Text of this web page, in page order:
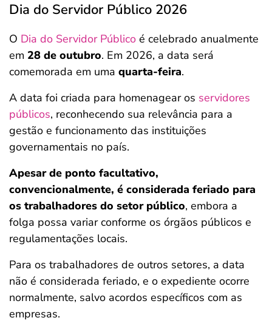
Dia do Servidor Público 2026
O Dia do Servidor Público é celebrado anualmente
em 28 de outubro. Em 2026, a data será
comemorada em uma quarta-feira.
A data foi criada para homenagear os servidores
públicos, reconhecendo sua relevância para a
gestão e funcionamento das instituições
governamentais no país.
Apesar de ponto facultativo,
convencionalmente, é considerada feriado para
os trabalhadores do setor público, embora a
folga possa variar conforme os órgãos públicos e
regulamentações locais.
Para os trabalhadores de outros setores, a data
não é considerada feriado, e o expediente ocorre
normalmente, salvo acordos específicos com as
empresas.